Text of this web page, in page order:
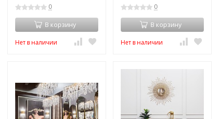
0
В корзину
Нет в наличии
0
В корзину
Нет в наличии